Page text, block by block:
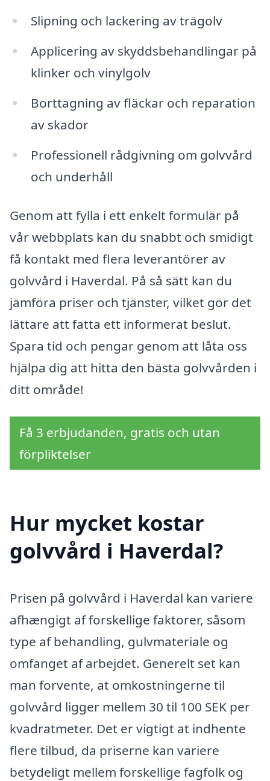
Slipning och lackering av trägolv
Applicering av skyddsbehandlingar på
klinker och vinylgolv
Borttagning av fläckar och reparation
av skador
Professionell rådgivning om golvvård
och underhåll
Genom att fylla i ett enkelt formulär på
vår webbplats kan du snabbt och smidigt
få kontakt med flera leverantörer av
golvvård i Haverdal. På så sätt kan du
jämföra priser och tjänster, vilket gör det
lättare att fatta ett informerat beslut.
Spara tid och pengar genom att låta oss
hjälpa dig att hitta den bästa golvvården i
ditt område!
Få 3 erbjudanden, gratis och utan
förpliktelser
Hur mycket kostar
golvvård i Haverdal?
Prisen på golvvård i Haverdal kan variere
afhængigt af forskellige faktorer, såsom
type af behandling, gulvmateriale og
omfanget af arbejdet. Generelt set kan
man forvente, at omkostningerne til
golvvård ligger mellem 30 til 100 SEK per
kvadratmeter. Det er vigtigt at indhente
flere tilbud, da priserne kan variere
betydeligt mellem forskellige fagfolk og